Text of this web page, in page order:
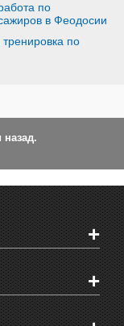
по
в Феодосии
по
+
+